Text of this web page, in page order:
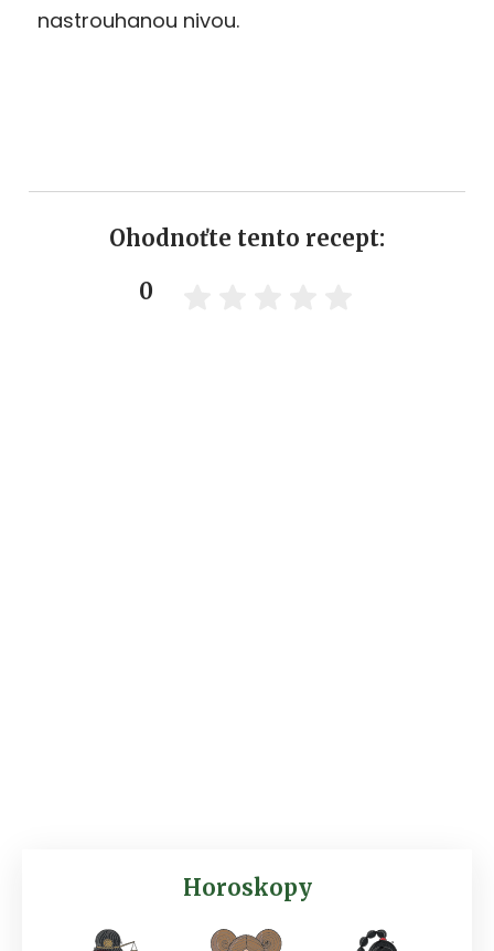
nastrouhanou nivou.
Ohodnoťte tento recept:
0
Horoskopy